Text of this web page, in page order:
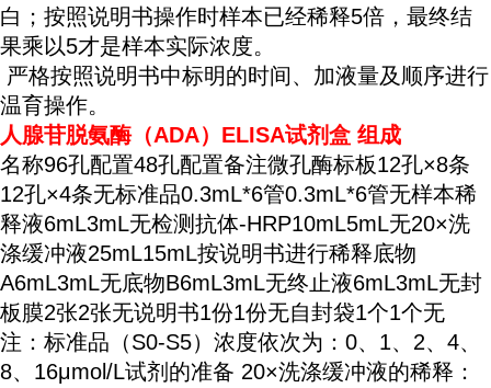
白；按照说明书操作时样本已经稀释5倍，最终结
果乘以5才是样本实际浓度。
严格按照说明书中标明的时间、加液量及顺序进行
温育操作。
人腺苷脱氨酶（ADA）ELISA试剂盒 组成
名称96孔配置48孔配置备注微孔酶标板12孔×8条
12孔×4条无标准品0.3mL*6管0.3mL*6管无样本稀
释液6mL3mL无检测抗体-HRP10mL5mL无20×洗
涤缓冲液25mL15mL按说明书进行稀释底物
A6mL3mL无底物B6mL3mL无终止液6mL3mL无封
板膜2张2张无说明书1份1份无自封袋1个1个无
注：标准品（S0-S5）浓度依次为：0、1、2、4、
8、16μmol/L试剂的准备 20×洗涤缓冲液的稀释：